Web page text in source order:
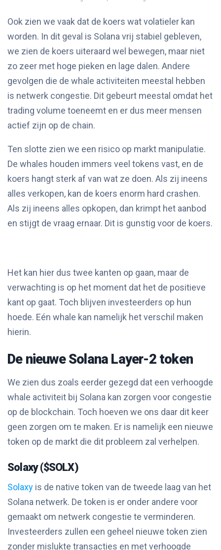
Ook zien we vaak dat de koers wat volatieler kan
worden. In dit geval is Solana vrij stabiel gebleven,
we zien de koers uiteraard wel bewegen, maar niet
zo zeer met hoge pieken en lage dalen. Andere
gevolgen die de whale activiteiten meestal hebben
is netwerk congestie. Dit gebeurt meestal omdat het
trading volume toeneemt en er dus meer mensen
actief zijn op de chain.
Ten slotte zien we een risico op markt manipulatie.
De whales houden immers veel tokens vast, en de
koers hangt sterk af van wat ze doen. Als zij ineens
alles verkopen, kan de koers enorm hard crashen.
Als zij ineens alles opkopen, dan krimpt het aanbod
en stijgt de vraag ernaar. Dit is gunstig voor de koers.
Het kan hier dus twee kanten op gaan, maar de
verwachting is op het moment dat het de positieve
kant op gaat. Toch blijven investeerders op hun
hoede. Eén whale kan namelijk het verschil maken
hierin.
De nieuwe Solana Layer-2 token
We zien dus zoals eerder gezegd dat een verhoogde
whale activiteit bij Solana kan zorgen voor congestie
op de blockchain. Toch hoeven we ons daar dit keer
geen zorgen om te maken. Er is namelijk een nieuwe
token op de markt die dit probleem zal verhelpen.
Solaxy ($SOLX)
Solaxy is de native token van de tweede laag van het
Solana netwerk. De token is er onder andere voor
gemaakt om netwerk congestie te verminderen.
Investeerders zullen een geheel nieuwe token zien
zonder mislukte transacties en met verhoogde